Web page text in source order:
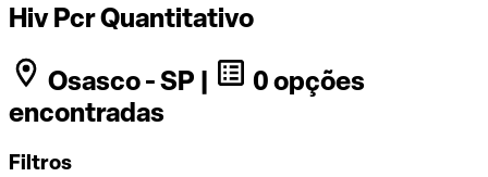
Hiv Pcr Quantitativo
Osasco - SP |
0 opções
encontradas
Filtros